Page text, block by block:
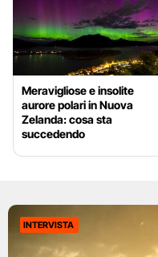
Meravigliose e insolite
aurore polari in Nuova
Zelanda: cosa sta
succedendo
INTERVISTA